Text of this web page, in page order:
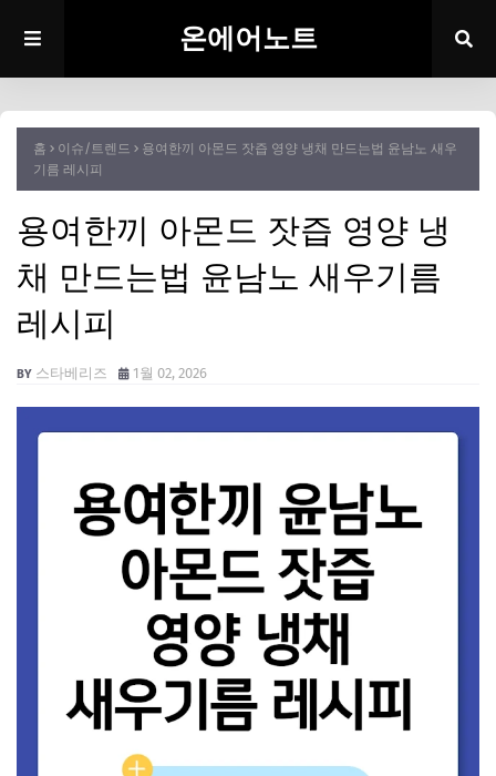
온에어노트
홈 이슈/트렌드
용여한끼 아몬드 잣즙 영양 냉채 만드는법 윤남노 새우
기름 레시피
용여한끼 아몬드 잣즙 영양 냉
채 만드는법 윤남노 새우기름
레시피
스타베리즈 1월 02, 2026